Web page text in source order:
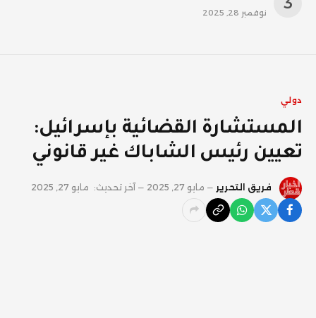
نوفمبر 28, 2025
دولي
المستشارة القضائية بإسرائيل:
تعيين رئيس الشاباك غير قانوني
فريق التحرير مايو 27, 2025 آخر تحديث: مايو 27, 2025